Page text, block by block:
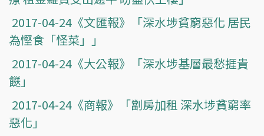
2017-04-24《文匯報》「深水埗貧窮惡化 居民
為慳食「怪菜」」
2017-04-24《大公報》「深水埗基層最愁捱貴
餸」
2017-04-24《商報》「劏房加租 深水埗貧窮率
惡化」